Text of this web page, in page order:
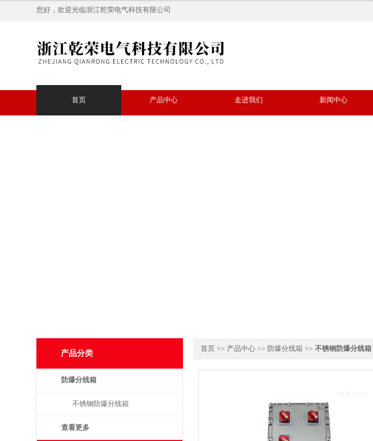
您好，欢迎光临浙江乾荣电气科技有限公司
首页 产品中心 走进我们 新闻中心
首页 >> 产品中心 >> 防爆分线箱 >> 不锈钢防爆分线箱
产品分类
防爆分线箱
不锈钢防爆分线箱
查看更多